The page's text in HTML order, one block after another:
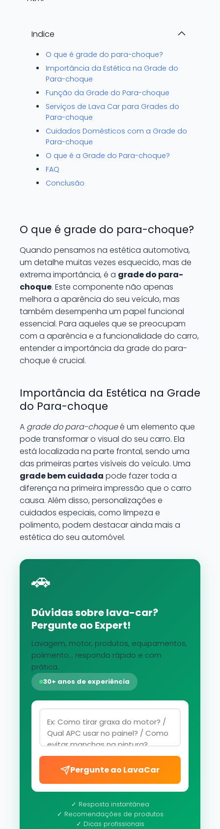
Indice
O que é grade do para-choque?
Importância da Estética na Grade do
Para-choque
Função da Grade do Para-choque
Serviços de Lava Car para Grades do
Para-choque
Cuidados Domésticos com a Grade do
Para-choque
O que é a Grade do Para-choque?
FAQ
Conclusão
O que é grade do para-choque?
Quando pensamos na estética automotiva,
um detalhe muitas vezes esquecido, mas de
extrema importância, é a grade do para-
choque. Este componente não apenas
melhora a aparência do seu veículo, mas
também desempenha um papel funcional
essencial. Para aqueles que se preocupam
com a aparência e a funcionalidade do carro,
entender a importância da grade do para-
choque é crucial.
Importância da Estética na Grade
do Para-choque
A grade do para-choqueé um elemento que
pode transformar o visual do seu carro. Ela
está localizada na parte frontal, sendo uma
das primeiras partes visíveis do veículo. Uma
grade bem cuidada pode fazer toda a
diferença na primeira impressão que o carro
causa. Além disso, personalizações e
cuidados especiais, como limpeza e
polimento, podem destacar ainda mais a
estética do seu automóvel.
🚗
Dúvidas sobre lava-car?
Pergunte ao Expert!
Lavagem, motor, produtos, equipamentos,
polimento... respondo rápido e com
prática.
30+ anos de experiência
Pergunte ao LavaCar
✓ Resposta instantânea
✓ Recomendações de produtos
✓ Dicas profissionais